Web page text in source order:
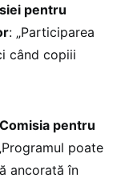
pentru
: „Participarea
când copiii
pentru
poate
ancorată în